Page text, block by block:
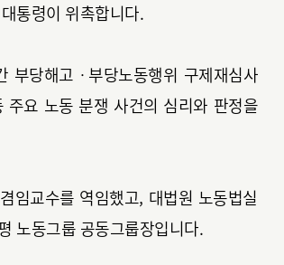
통령이 위촉합니다.
부당해고ㆍ부당노동행위 구제재심사
요 노동 분쟁 사건의 심리와 판정을
임교수를 역임했고, 대법원 노동법실
노동그룹 공동그룹장입니다.